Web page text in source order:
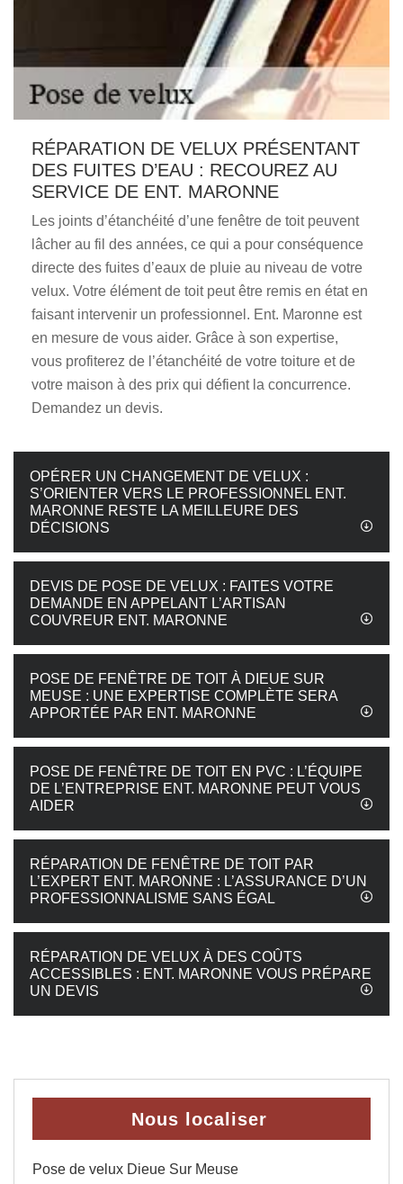
RÉPARATION DE VELUX PRÉSENTANT
DES FUITES D’EAU : RECOUREZ AU
SERVICE DE ENT. MARONNE
Les joints d’étanchéité d’une fenêtre de toit peuvent
lâcher au fil des années, ce qui a pour conséquence
directe des fuites d’eaux de pluie au niveau de votre
velux. Votre élément de toit peut être remis en état en
faisant intervenir un professionnel. Ent. Maronne est
en mesure de vous aider. Grâce à son expertise,
vous profiterez de l’étanchéité de votre toiture et de
votre maison à des prix qui défient la concurrence.
Demandez un devis.
OPÉRER UN CHANGEMENT DE VELUX :
S’ORIENTER VERS LE PROFESSIONNEL ENT.
MARONNE RESTE LA MEILLEURE DES
DÉCISIONS
DEVIS DE POSE DE VELUX : FAITES VOTRE
DEMANDE EN APPELANT L’ARTISAN
COUVREUR ENT. MARONNE
POSE DE FENÊTRE DE TOIT À DIEUE SUR
MEUSE : UNE EXPERTISE COMPLÈTE SERA
APPORTÉE PAR ENT. MARONNE
POSE DE FENÊTRE DE TOIT EN PVC : L’ÉQUIPE
DE L’ENTREPRISE ENT. MARONNE PEUT VOUS
AIDER
RÉPARATION DE FENÊTRE DE TOIT PAR
L’EXPERT ENT. MARONNE : L’ASSURANCE D’UN
PROFESSIONNALISME SANS ÉGAL
RÉPARATION DE VELUX À DES COÛTS
ACCESSIBLES : ENT. MARONNE VOUS PRÉPARE
UN DEVIS
Nous localiser
Pose de velux Dieue Sur Meuse